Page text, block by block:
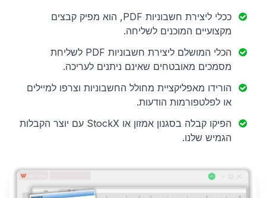
ככלי ליצירת חשבוניות PDF, הוא מפיק קבצים
מקצועיים המוכנים לשליחה.
הכלי המושלם ליצירת חשבוניות PDF לשליחת
מסמכים מאובטחים שאינם ניתנים לעריכה.
הורידו מאפליקציית מחולל החשבוניות וצרפו למיילים
או לפלטפורמות הודעות.
הפיקו קבלה בסגנון אמזון או StockX עם יוצר הקבלות
הגמיש שלנו.